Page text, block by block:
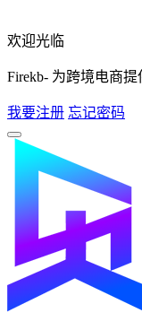
欢迎光临
Firekb- 为跨境电商提
我要注册 忘记密码